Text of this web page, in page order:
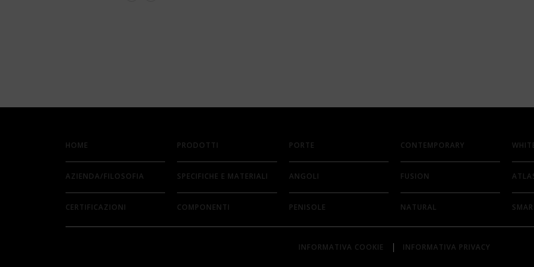
HOME
AZIENDA/FILOSOFIA
CERTIFICAZIONI
PRODOTTI
SPECIFICHE E MATERIALI
COMPONENTI
PORTE
ANGOLI
PENISOLE
CONTEMPORARY
FUSION
NATURAL
INFORMATIVA COOKIE | INFORMATIVA PRIVACY